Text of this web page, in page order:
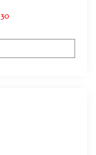
30